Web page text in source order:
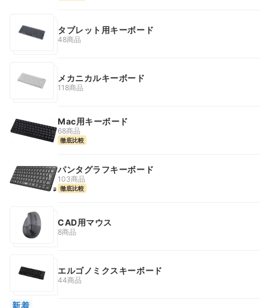
タブレット用キーボード
48商品
メカニカルキーボード
118商品
Mac用キーボード
68商品
徹底比較
パンタグラフキーボード
103商品
徹底比較
CAD用マウス
8商品
エルゴノミクスキーボード
44商品
新着